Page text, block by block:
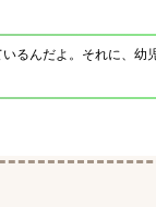
るんだよ。それに、幼